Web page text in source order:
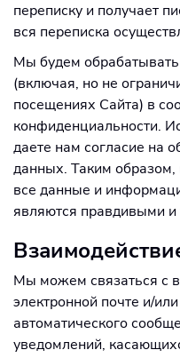
переписку и получает
вся переписка
Мы будем
(включая, но не
посещениях Сайта) в
конфиденциальности.
даете нам согласие на
данных. Таким образом,
все данные и
являются правдивыми
Мы можем связаться с
электронной почте и/
автоматического
уведомлений,